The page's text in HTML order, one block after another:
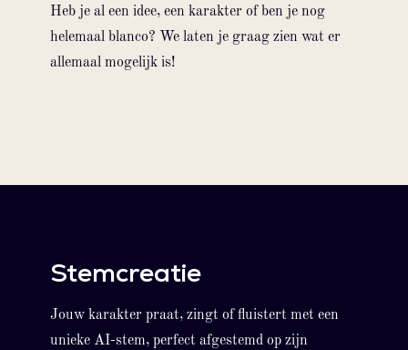
Heb je al een idee, een karakter of ben je nog
helemaal blanco? We laten je graag zien wat er
allemaal mogelijk is!
Stemcreatie
Jouw karakter praat, zingt of fluistert met een
unieke AI-stem, perfect afgestemd op zijn